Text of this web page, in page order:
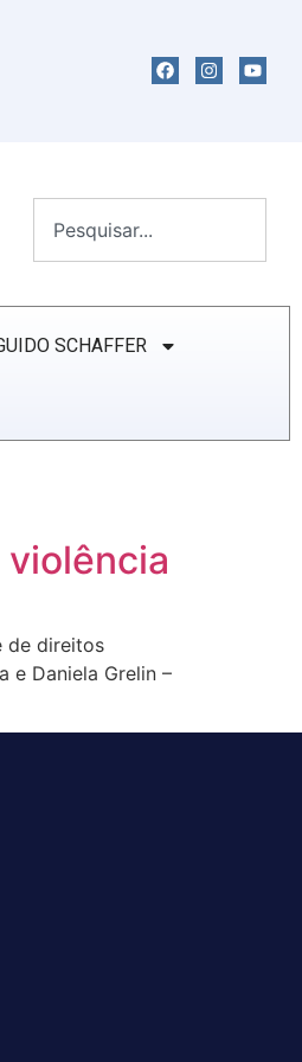
SCHAFFER
de direitos
e Daniela Grelin –